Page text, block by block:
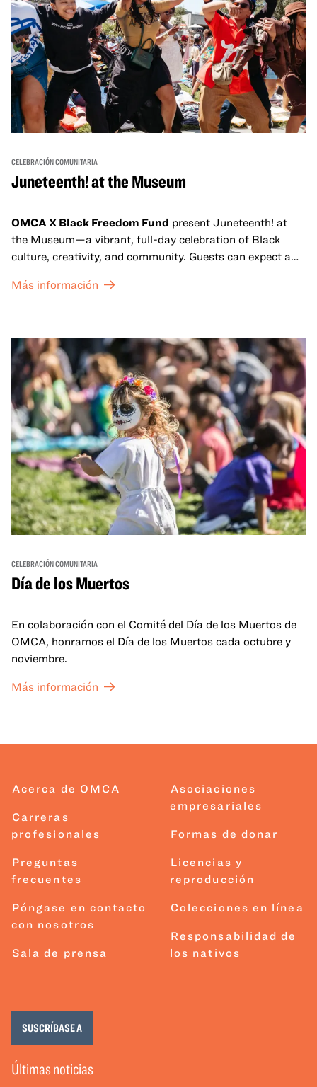
CELEBRACIÓN COMUNITARIA
Juneteenth! at the Museum
OMCA X Black Freedom Fund present Juneteenth! at
the Museum—a vibrant, full-day celebration of Black
culture, creativity, and community. Guests can expect a
sets from boundary-pushing artists, delicious offerings
move, make, and connect in celebration of Black culture.
Más información
CELEBRACIÓN COMUNITARIA
Día de los Muertos
En colaboración con el Comité del Día de los Muertos de
OMCA, honramos el Día de los Muertos cada octubre y
noviembre.
Más información
Acerca de OMCA
Carreras
profesionales
Preguntas
frecuentes
Póngase en contacto
con nosotros
Sala de prensa
Asociaciones
empresariales
Formas de donar
Licencias y
reproducción
Colecciones en línea
Responsabilidad de
los nativos
Últimas noticias
SUSCRÍBASE A